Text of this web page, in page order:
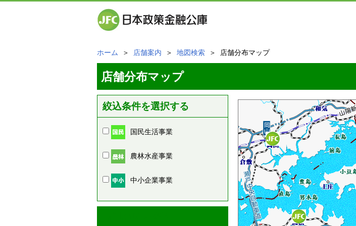
ホーム ＞ 店舗案内 ＞ 地図検索 ＞ 店舗分布マップ
店舗分布マップ
絞込条件を選択する
国民生活事業
農林水産事業
中小企業事業